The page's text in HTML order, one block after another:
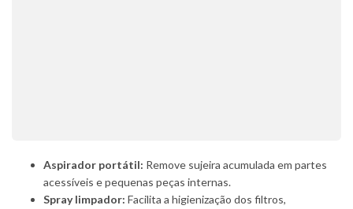
Aspirador portátil: Remove sujeira acumulada em partes
acessíveis e pequenas peças internas.
Spray limpador: Facilita a higienização dos filtros,